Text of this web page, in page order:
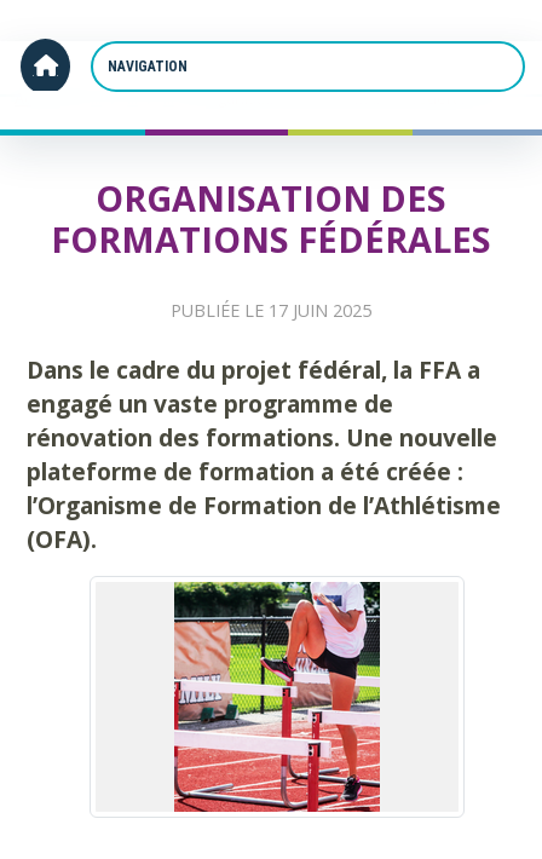
Accueil Organisation des formations fédérales
ORGANISATION DES
FORMATIONS FÉDÉRALES
PUBLIÉE LE 17 JUIN 2025
Dans le cadre du projet fédéral, la FFA a
engagé un vaste programme de
rénovation des formations. Une nouvelle
plateforme de formation a été créée :
l’Organisme de Formation de l’Athlétisme
(OFA).